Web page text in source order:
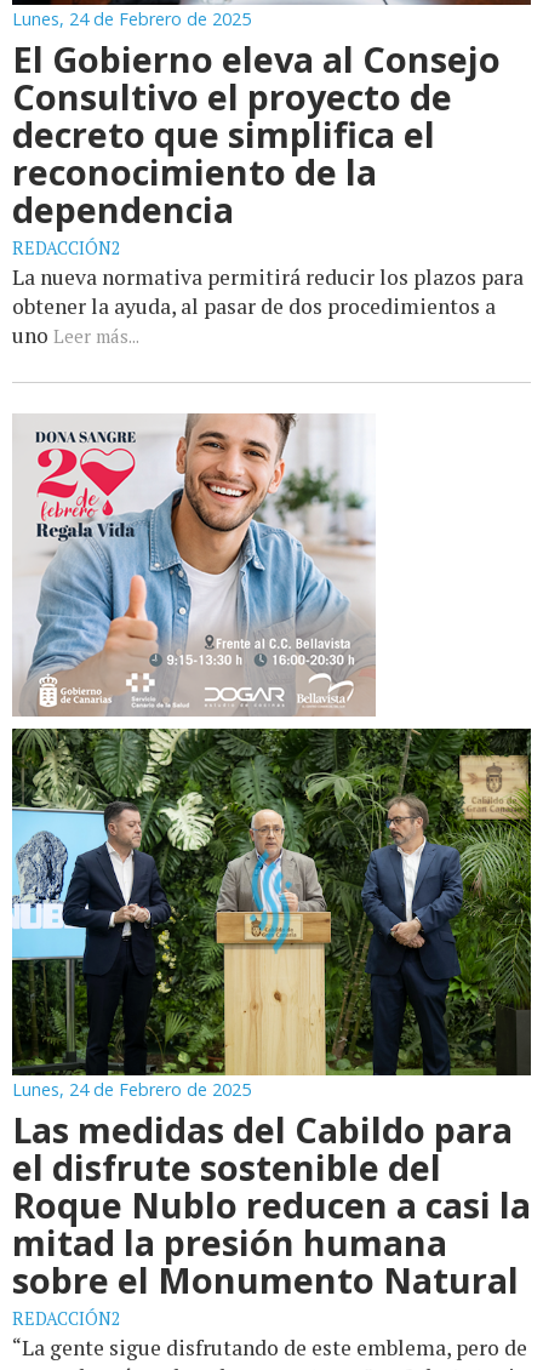
Lunes, 24 de Febrero de 2025
El Gobierno eleva al Consejo
Consultivo el proyecto de
decreto que simplifica el
reconocimiento de la
dependencia
REDACCIÓN2
La nueva normativa permitirá reducir los plazos para
obtener la ayuda, al pasar de dos procedimientos a
uno Leer más...
Lunes, 24 de Febrero de 2025
Las medidas del Cabildo para
el disfrute sostenible del
Roque Nublo reducen a casi la
mitad la presión humana
sobre el Monumento Natural
REDACCIÓN2
“La gente sigue disfrutando de este emblema, pero de